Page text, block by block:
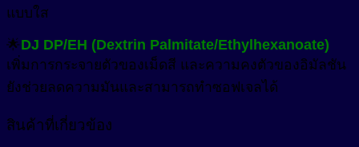
แบบใส
🌟DJ DP/EH (Dextrin Palmitate/Ethylhexanoate)
เพิ่มการกระจายตัวของเม็ดสี และความคงตัวของอิมัลชัน
ยังช่วยลดความมันและสามารถทำซอฟเจลได้
สินค้าที่เกี่ยวข้อง